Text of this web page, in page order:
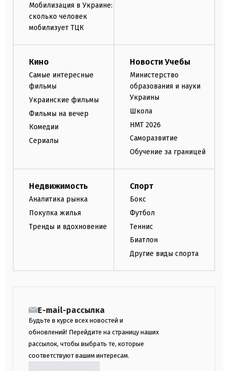
Мобилизация в Украине:
сколько человек
мобилизует ТЦК
Кино
Самые интересные
фильмы
Украинские фильмы
Фильмы на вечер
Комедии
Сериалы
Новости Учебы
Министерство
образования и науки
Украины
Школа
НМТ 2026
Саморазвитие
Обучение за границей
Недвижимость
Аналитика рынка
Покупка жилья
Тренды и вдохновение
Спорт
Бокс
Футбол
Теннис
Биатлон
Другие виды спорта
E-mail-рассылка
Будьте в курсе всех новостей и
обновлений! Перейдите на страницу наших
рассылок, чтобы выбрать те, которые
соответствуют вашим интересам.